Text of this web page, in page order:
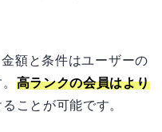
額と条件はユーザーの
高ランクの会員はより
ことが可能です。